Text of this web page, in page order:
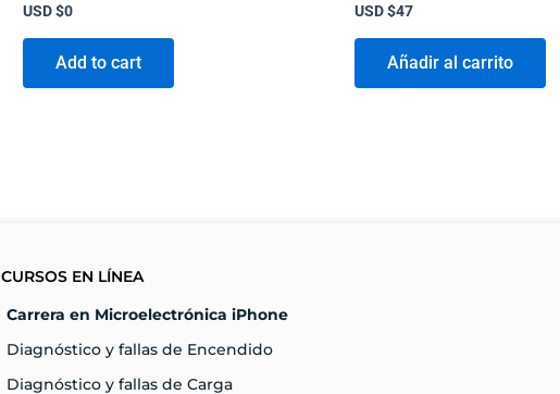
USD $0
Add to cart
USD $47
Añadir al carrito
CURSOS EN LÍNEA
Carrera en Microelectrónica iPhone
Diagnóstico y fallas de Encendido
Diagnóstico y fallas de Carga